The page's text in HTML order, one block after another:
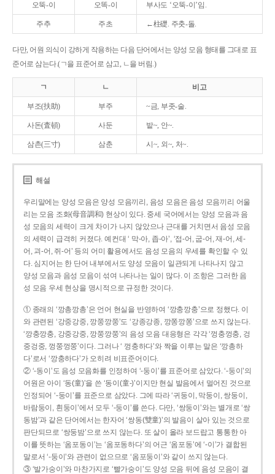
오뚝-이 오똑-이 부사도 ‘오뚝-이’임.
주추 주초 ←柱礎. 주춧-돌.
다만, 어원 의식이 강하게 작용하는 다음 단어에서는 양성 모음 형태를 그대로 표
준어로 삼는다.(ㄱ을 표준어로 삼고, ㄴ을 버림.)
ㄱ ㄴ 비고
부조(扶助) 부주 ~금, 부좃-술.
사돈(査頓) 사둔 밭~, 안~.
삼촌(三寸) 삼춘 시~, 외~, 처~.
해설
우리말에는 양성 모음은 양성 모음끼리, 음성 모음은 음성 모음끼리 어울
리는 모음 조화(母音調和) 현상이 있다. 중세 국어에서는 양성 모음과 음
성 모음의 세력이 크게 차이가 나지 않았으나 근대를 거치면서 음성 모음
의 세력이 급격히 커졌다. 예컨대 ‘ 막-아, 좁-아’, ‘접-어, 굽-어, 재-어, 세-
어, 괴-어, 쥐-어’ 등의 어미 활용에서도 음성 모음의 우세를 확인할 수 있
다. 심지어는 한 단어 내부에서도 양성 모음이 일관되게 나타나지 않고
양성 모음과 음성 모음이 섞여 나타나는 일이 많다. 이 조항은 그러한 음
성 모음 우세 현상을 명시적으로 규정한 것이다.
① 종래의 ‘깡총깡총’은 언어 현실을 반영하여 ‘깡충깡충’으로 정했다. 이
와 관련된 ‘강중강중, 깡쭝깡쭝’도 ‘강종강종, 깡쫑깡쫑’으로 쓰지 않는다.
‘깡충깡충, 강중강중, 깡쭝깡쭝’의 음성 모음 대응형은 각각 ‘껑충껑충, 겅
중겅중, 껑쭝껑쭝’이다. 그러나 ‘ 껑충하다’와 짝을 이루는 말은 ‘깡총하
다’로서 ‘깡충하다’가 오히려 비표준어이다.
② ‘-동이’도 음성 모음화를 인정하여 ‘-둥이’를 표준어로 삼았다. ‘-둥이’의
어원은 아이 ‘동(童)’을 쓴 ‘동이(童-)’이지만 현실 발음에서 멀어진 것으로
인정되어 ‘-둥이’를 표준으로 삼았다. 그에 따라 ‘귀둥이, 막둥이, 쌍둥이,
바람둥이, 흰둥이’에서 모두 ‘-둥이’를 쓴다. 다만, ‘쌍둥이’와는 별개로 ‘쌍
동밤’과 같은 단어에서는 한자어 ‘쌍동(雙童)’의 발음이 살아 있는 것으로
판단되므로 ‘쌍둥밤’으로 쓰지 않는다. 또 살이 올라 보드랍고 통통한 아
이를 뜻하는 ‘옴포동이’는 ‘옴포동하다’의 어근 ‘옴포동’에 ‘-이’가 결합된
말로서 ‘-둥이’와 관련이 없으므로 ‘옴포둥이’와 같이 쓰지 않는다.
③ ‘발가숭이’와 마찬가지로 ‘빨가숭이’도 양성 모음 뒤에 음성 모음이 결